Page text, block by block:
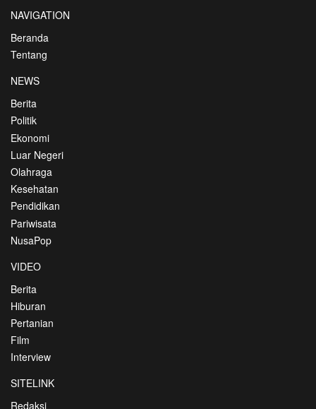
NAVIGATION
Beranda
Tentang
NEWS
Berita
Politik
Ekonomi
Luar Negeri
Olahraga
Kesehatan
Pendidikan
Pariwisata
NusaPop
VIDEO
Berita
Hiburan
Pertanian
Film
Interview
SITELINK
Redaksi